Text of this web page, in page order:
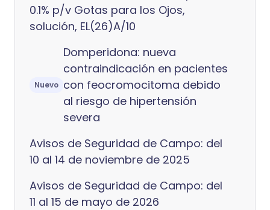
0.1% p/v Gotas para los Ojos,
solución, EL(26)A/10
Nuevo
Domperidona: nueva
contraindicación en pacientes
con feocromocitoma debido
al riesgo de hipertensión
severa
Avisos de Seguridad de Campo: del
10 al 14 de noviembre de 2025
Avisos de Seguridad de Campo: del
11 al 15 de mayo de 2026